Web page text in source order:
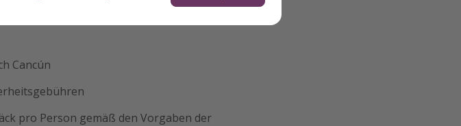
Cancún
pro Person gemäß den Vorgaben der